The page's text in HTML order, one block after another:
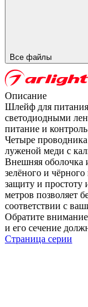
Все файлы
Описание
Шлейф для
светодиодными
питание и
Четыре
луженой меди с
Внешняя оболочка
зелёного и
защиту и
метров позволяет
соответствии с
Обратите
и его сечение
Страница серии